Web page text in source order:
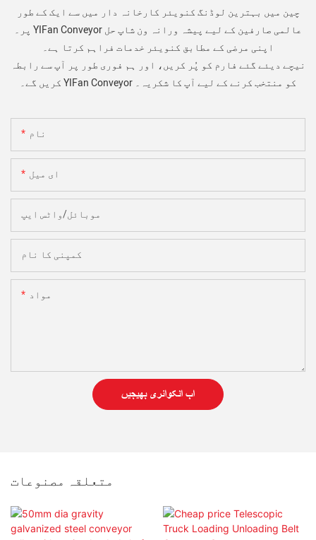
چین میں بہترین لوڈنگ کنویئر کارخانہ دار میں سے ایک کے طور
پر۔ YIFan Conveyor عالمی صارفین کے لیے پیشہ ورانہ ون شاپ حل
اپنی مرضی کے مطابق کنویئر خدمات فراہم کرتا ہے۔
نیچے دیئے گئے فارم کو پُر کریں، اور ہم فوری طور پر آپ سے رابطہ
کریں گے۔ YIFan Conveyor کو منتخب کرنے کے لیے آپ کا شکریہ۔
نام
ای میل
موبائل/واٹس ایپ
کمپنی کا نام
مواد
اب انکوائری بھیجیں
متعلقہ مصنوعات